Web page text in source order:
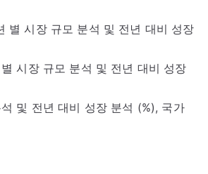
별 시장 규모 분석 및 전년 대비 성장
시장 규모 분석 및 전년 대비 성장
및 전년 대비 성장 분석 (%), 국가